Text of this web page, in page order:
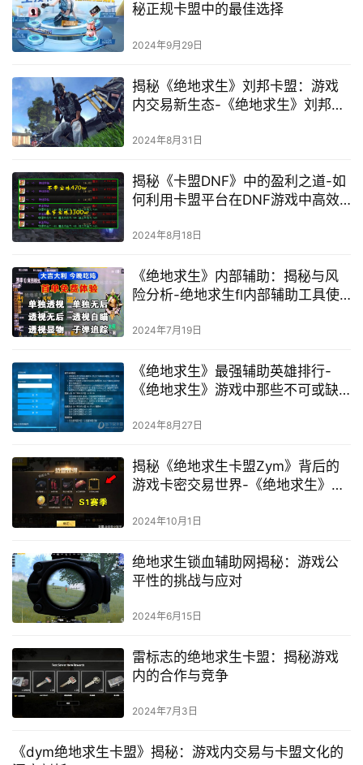
秘正规卡盟中的最佳选择
2024年9月29日
揭秘《绝地求生》刘邦卡盟：游戏
内交易新生态-《绝地求生》刘邦卡
秘密
2024年8月31日
揭秘《卡盟DNF》中的盈利之道-如
何利用卡盟平台在DNF游戏中高效
2024年8月18日
《绝地求生》内部辅助：揭秘与风
险分析-绝地求生fl内部辅助工具使
2024年7月19日
《绝地求生》最强辅助英雄排行-
《绝地求生》游戏中那些不可或缺
2024年8月27日
揭秘《绝地求生卡盟Zym》背后的
游戏卡密交易世界-《绝地求生》玩
资源
2024年10月1日
绝地求生锁血辅助网揭秘：游戏公
平性的挑战与应对
2024年6月15日
雷标志的绝地求生卡盟：揭秘游戏
内的合作与竞争
2024年7月3日
《dym绝地求生卡盟》揭秘：游戏内交易与卡盟文化的